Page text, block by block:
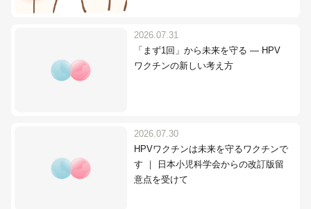
2026.07.31
「まず1回」から未来を守る ― HPV
ワクチンの新しい考え方
2026.07.30
HPVワクチンは未来を守るワクチンで
す ｜ 日本小児科学会からの改訂版留
意点を受けて